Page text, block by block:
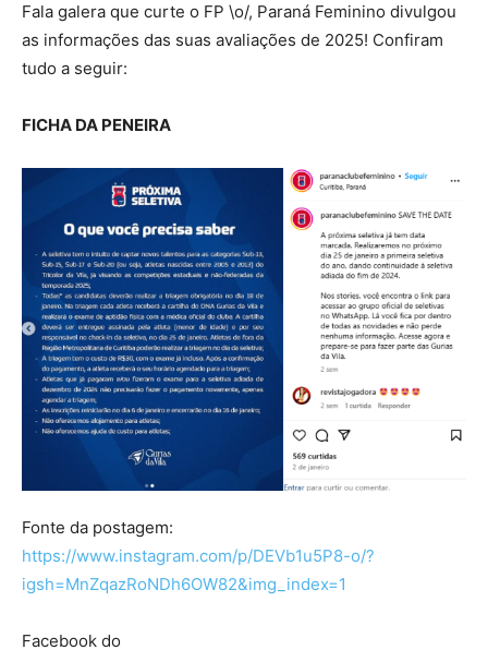
Fala galera que curte o FP \o/, Paraná Feminino divulgou
as informações das suas avaliações de 2025! Confiram
tudo a seguir:
FICHA DA PENEIRA
Fonte da postagem:
https://www.instagram.com/p/DEVb1u5P8-o/?
igsh=MnZqazRoNDh6OW82&img_index=1
Facebook do